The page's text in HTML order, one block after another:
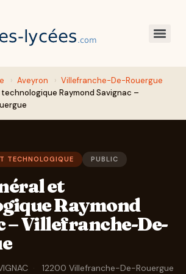
› Aveyron › Villefranche-De-Rouergue
Raymond Savignac –
TECHNOLOGIQUE PUBLIC
et
Raymond
– Villefranche-De-
·
12200 Villefranche-De-Rouergue